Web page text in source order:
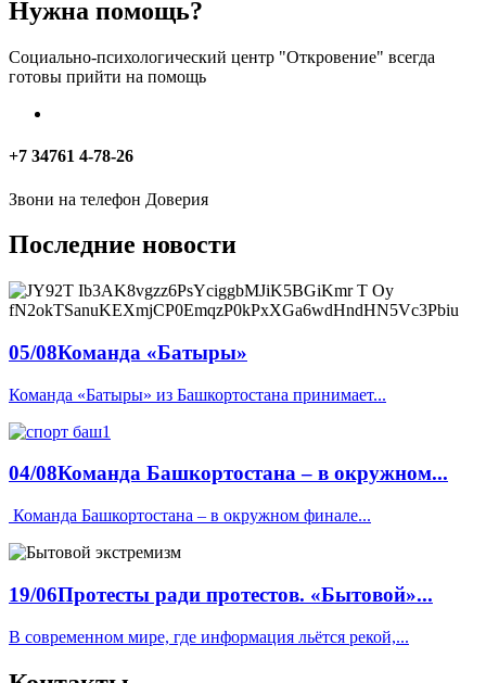
Нужна помощь?
Социально-психологический центр "Откровение" всегда
готовы прийти на помощь
+7 34761 4-78-26
Звони на телефон Доверия
Последние новости
05/08Команда «Батыры»
Команда «Батыры» из Башкортостана принимает...
04/08Команда Башкортостана – в окружном...
️ Команда Башкортостана – в окружном финале...
19/06Протесты ради протестов. «Бытовой»...
В современном мире, где информация льётся рекой,...